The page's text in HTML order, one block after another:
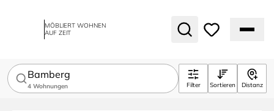
MÖBLIERT WOHNEN
AUF ZEIT
Bamberg
4 Wohnungen Filter Sortieren Distanz